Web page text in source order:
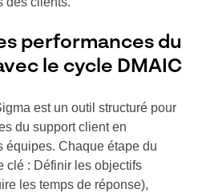
performances du
le cycle DMAIC
est un outil structuré pour
du support client en
équipes. Chaque étape du
clé : Définir les objectifs
les temps de réponse),